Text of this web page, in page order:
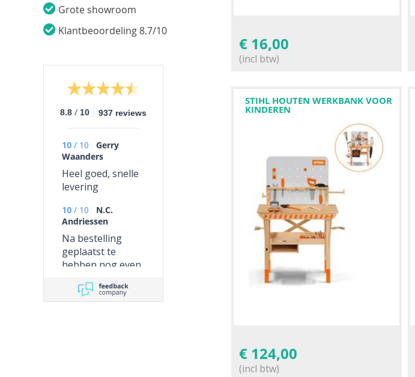
Grote showroom
Klantbeoordeling 8.7/10
8.8 / 10 937 reviews
10 / 10
Gerry
Waanders
Heel goed, snelle
levering
10 / 10
N.C.
Andriessen
Na bestelling
geplaatst te
hebben nog even
naar de levering
en is daarna
€ 16,00
(incl btw)
STIHL HOUTEN WERKBANK VOOR
KINDEREN
€ 124,00
(incl btw)